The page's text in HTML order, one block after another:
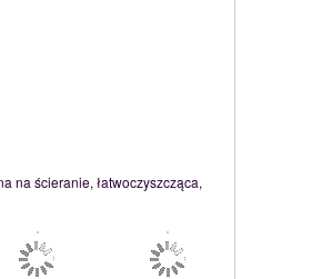
na ścieranie, łatwoczyszcząca,